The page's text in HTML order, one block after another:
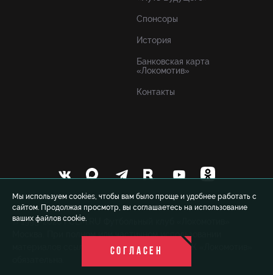
Мы используем cookies, чтобы вам было проще и удобнее работать с
сайтом. Продолжая просмотр, вы соглашаетесь на использование
ваших файлов cookie.
СОГЛАСЕН
Спонсоры
История
Банковская карта
«Локомотив»
Контакты
© 1999-2026 FCLM.RU Футбольный клуб «Локомотив»
Москва. При полном или частичном использовании
материалов ссылка на официальный сайт ФК «Локомотив»